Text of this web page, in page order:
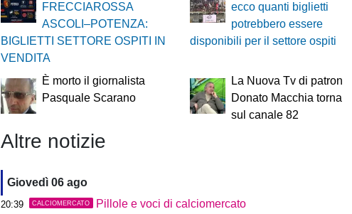
FRECCIAROSSA
ASCOLI–POTENZA:
BIGLIETTI SETTORE OSPITI IN
VENDITA
ecco quanti biglietti
potrebbero essere
disponibili per il settore ospiti
È morto il giornalista
Pasquale Scarano
La Nuova Tv di patron
Donato Macchia torna
sul canale 82
Altre notizie
Giovedì 06 ago
20:39 CALCIOMERCATO Pillole e voci di calciomercato